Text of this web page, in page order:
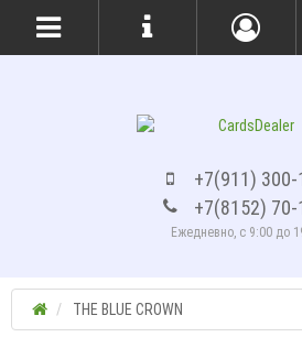
+7(911) 300-
+7(8152) 70-
Ежедневно, с 9:00 до
THE BLUE CROWN